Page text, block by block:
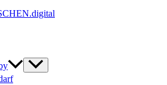
Menü
umschalten